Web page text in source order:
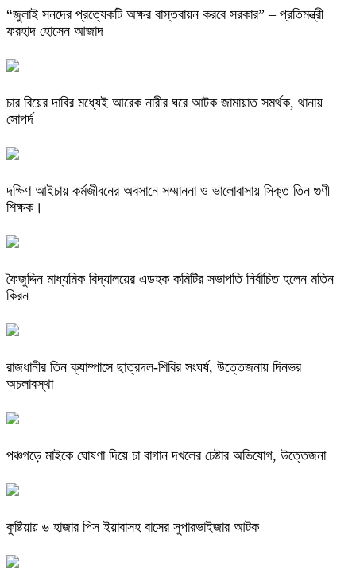
“জুলাই সনদের প্রত্যেকটি অক্ষর বাস্তবায়ন করবে সরকার” – প্রতিমন্ত্রী
ফরহাদ হোসেন আজাদ
চার বিয়ের দাবির মধ্যেই আরেক নারীর ঘরে আটক জামায়াত সমর্থক, থানায়
সোপর্দ
দক্ষিণ আইচায় কর্মজীবনের অবসানে সম্মাননা ও ভালোবাসায় সিক্ত তিন গুণী
শিক্ষক।
ফৈজুদ্দিন মাধ্যমিক বিদ্যালয়ের এডহক কমিটির সভাপতি নির্বাচিত হলেন মতিন
কিরন
রাজধানীর তিন ক্যাম্পাসে ছাত্রদল-শিবির সংঘর্ষ, উত্তেজনায় দিনভর
অচলাবস্থা
পঞ্চগড়ে মাইকে ঘোষণা দিয়ে চা বাগান দখলের চেষ্টার অভিযোগ, উত্তেজনা
কুষ্টিয়ায় ৬ হাজার পিস ইয়াবাসহ বাসের সুপারভাইজার আটক